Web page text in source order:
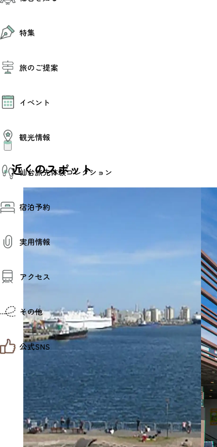
お得なチケット
エリアガイド
仙台から行く東北周遊旅
伝統的工芸品
特集
夜時間トピックス
旅のご提案
AIおまかせコース
イベント
その他イベント情報（音楽・展示会）
観光情報
温泉
季節のイベント
プロスポーツチーム・プロオーケストラ
仙台の銘品
宿泊施設
仙台観光マップ
仙台旅先体験コレクション
体験プログラム検索（予約）
体験事業者からのお知らせ
体験事業者
宿泊予約
宿泊予約
実用情報
お役立ち情報
アクセス
仙台までの経路検索
市内の交通情報
お得なチケット
その他
お知らせ
お問い合わせ
教育旅行
観光マップ
せんだい旅日和とは
サイト利用規約
プライバシーポリシー
サイトマップ
仙臺写真館フォトギャラリー
公式SNS
せんだい旅日和 X
せんだい旅日和 Instagram
せんだい旅日和 Facebook
仙台旅先体験コレクション Facebook
仙台旅先体験コレクション Instagaram
近くのスポット